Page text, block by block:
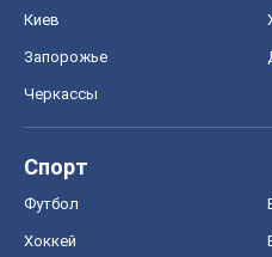
Киев
Запорожье
Черкассы
Спорт
Футбол
Хоккей